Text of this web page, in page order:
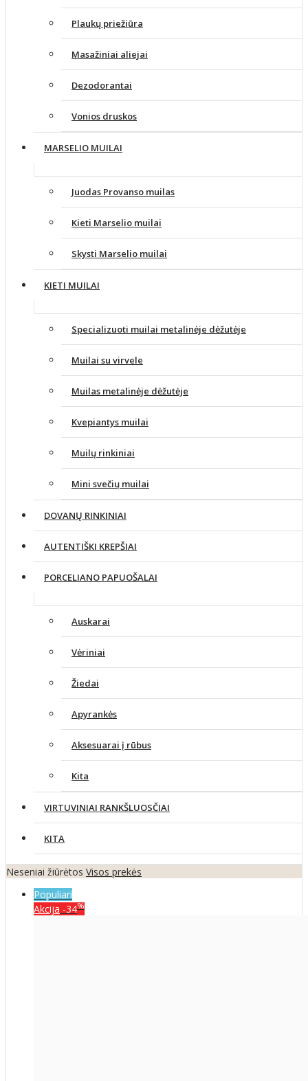
Plaukų priežiūra
Masažiniai aliejai
Dezodorantai
Vonios druskos
MARSELIO MUILAI
Juodas Provanso muilas
Kieti Marselio muilai
Skysti Marselio muilai
KIETI MUILAI
Specializuoti muilai metalinėje dėžutėje
Muilai su virvele
Muilas metalinėje dėžutėje
Kvepiantys muilai
Muilų rinkiniai
Mini svečių muilai
DOVANŲ RINKINIAI
AUTENTIŠKI KREPŠIAI
PORCELIANO PAPUOŠALAI
Auskarai
Vėriniai
Žiedai
Apyrankės
Aksesuarai į rūbus
Kita
VIRTUVINIAI RANKŠLUOSČIAI
KITA
Neseniai žiūrėtos Visos prekės
Populiari
Akcija -34%